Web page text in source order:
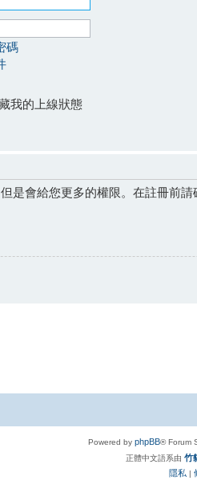
碼
我的上線狀態
是會給您更多的權限。在註冊前
Powered by phpBB® Forum
正體中文語系由 竹
隱私 |